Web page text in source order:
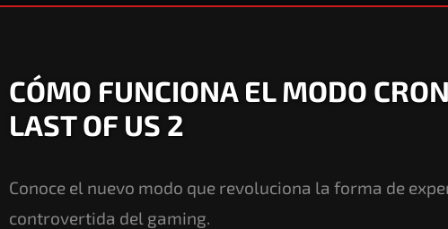
CÓMO FUNCIONA EL MODO
LAST OF US 2
Conoce el nuevo modo que revoluciona la forma de
controvertida del gaming.